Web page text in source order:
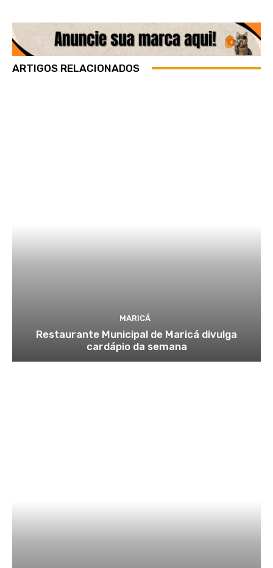
ARTIGOS RELACIONADOS
MARICÁ
Restaurante Municipal de Maricá divulga
cardápio da semana